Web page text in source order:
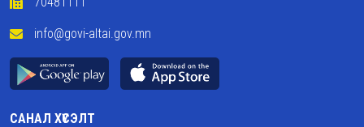
info@govi-altai.gov.mn
САНАЛ ХҮСЭЛТ